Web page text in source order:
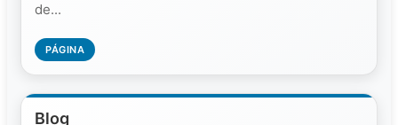
de...
PÁGINA
Blog